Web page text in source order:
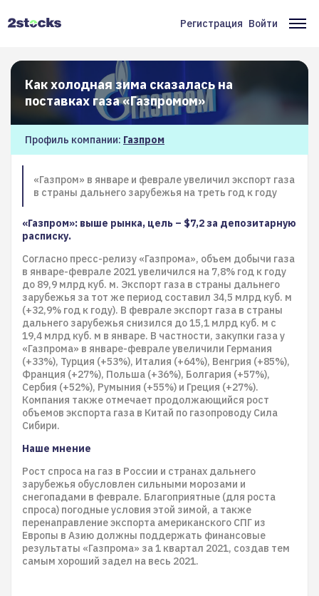
Меню
учётной
записи
пользователя
Регистрация Войти
Как холодная зима сказалась на
поставках газа «Газпромом»
Профиль компании: Газпром
«Газпром» в январе и феврале увеличил экспорт газа
в страны дальнего зарубежья на треть год к году
«Газпром»: выше рынка, цель – $7,2 за депозитарную
расписку.
Согласно пресс-релизу «Газпрома», объем добычи газа
в январе-феврале 2021 увеличился на 7,8% год к году
до 89,9 млрд куб. м. Экспорт газа в страны дальнего
зарубежья за тот же период составил 34,5 млрд куб. м
(+32,9% год к году). В феврале экспорт газа в страны
дальнего зарубежья снизился до 15,1 млрд куб. м с
19,4 млрд куб. м в январе. В частности, закупки газа у
«Газпрома» в январе-феврале увеличили Германия
(+33%), Турция (+53%), Италия (+64%), Венгрия (+85%),
Франция (+27%), Польша (+36%), Болгария (+57%),
Сербия (+52%), Румыния (+55%) и Греция (+27%).
Компания также отмечает продолжающийся рост
объемов экспорта газа в Китай по газопроводу Сила
Сибири.
Наше мнение
Рост спроса на газ в России и странах дальнего
зарубежья обусловлен сильными морозами и
снегопадами в феврале. Благоприятные (для роста
спроса) погодные условия этой зимой, а также
перенаправление экспорта американского СПГ из
Европы в Азию должны поддержать финансовые
результаты «Газпрома» за 1 квартал 2021, создав тем
самым хороший задел на весь 2021.